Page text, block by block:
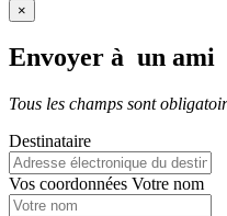
×
Envoyer à un ami
Tous les champs sont
Destinataire
Vos coordonnées Votre nom